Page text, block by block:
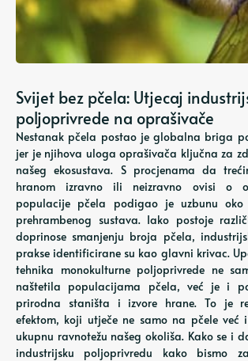
Svijet bez pčela: Utjecaj
poljoprivrede na oprašivače
Nestanak pčela postao je globalna briga
jer je njihova uloga oprašivača ključna za
našeg ekosustava. S procjenama da
hranom izravno ili neizravno ovisi o
populacije pčela podigao je uzbunu oko
prehrambenog sustava. Iako postoje
doprinose smanjenju broja pčela,
prakse identificirane su kao glavni krivac.
tehnika monokulturne poljoprivrede ne
naštetila populacijama pčela, već je i
prirodna staništa i izvore hrane. To je
efektom, koji utječe ne samo na pčele već
ukupnu ravnotežu našeg okoliša. Kako se i
industrijsku poljoprivredu kako bismo